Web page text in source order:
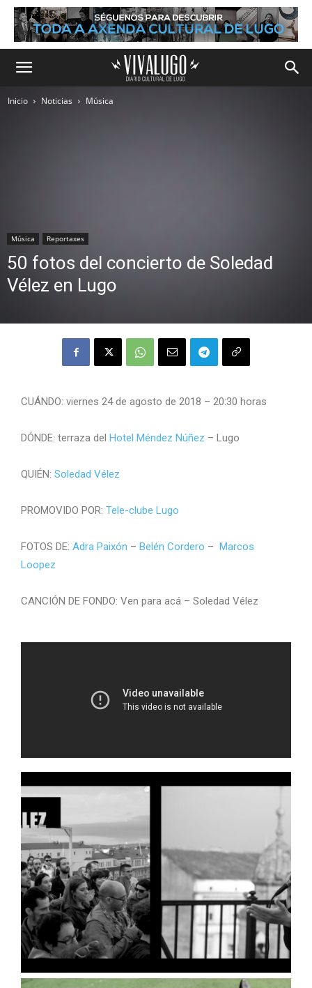
Inicio Noticias Música
Música Reportaxes
50 fotos del concierto de Soledad
Vélez en Lugo
CUÁNDO: viernes 24 de agosto de 2018 – 20:30 horas
DÓNDE: terraza del Hotel Méndez Núñez – Lugo
QUIÉN: Soledad Vélez
PROMOVIDO POR: Tele-clube Lugo
FOTOS DE: Adra Paixón – Belén Cordero – Marcos
Loopez
CANCIÓN DE FONDO: Ven para acá – Soledad Vélez